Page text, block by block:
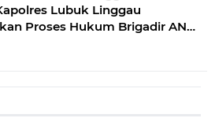
Lubuk Linggau
Proses Hukum Brigadir AN